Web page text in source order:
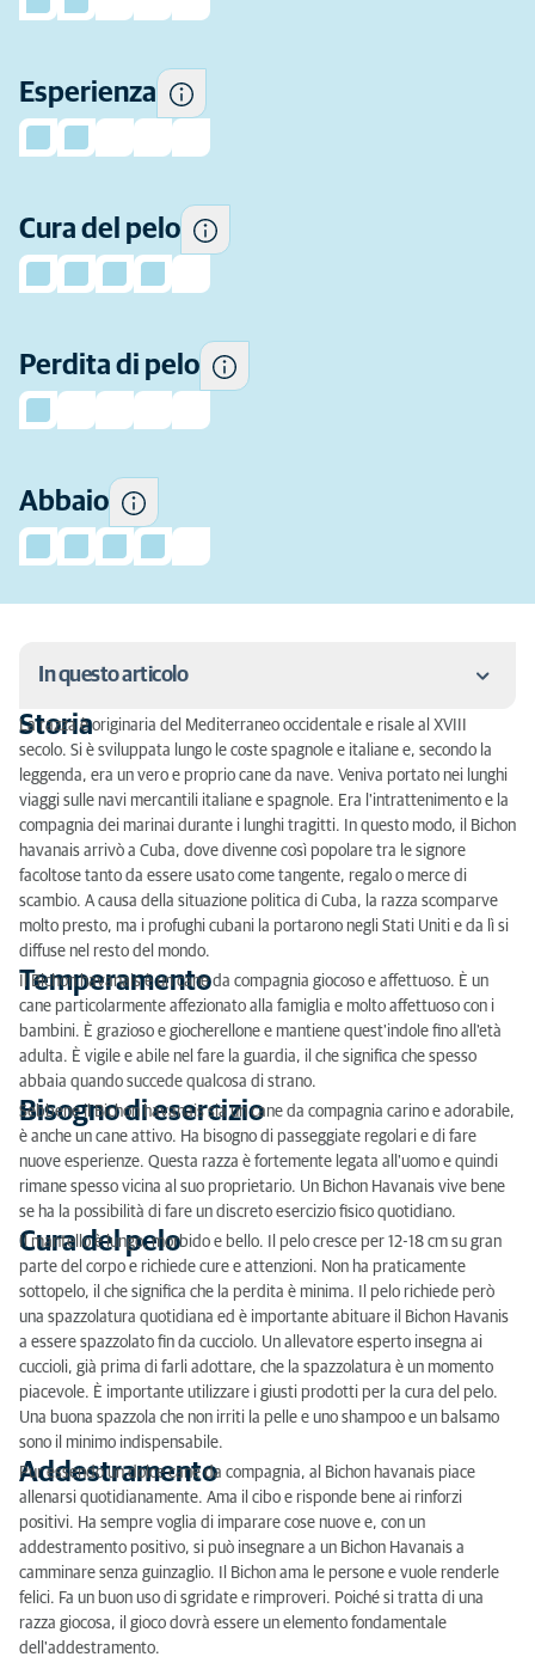
Esperienza
Cura del pelo
Perdita di pelo
Abbaio
In questo articolo
Storia
Temperamento
Bisogno di esercizio
Cura del pelo
Addestramento
Dimensioni e peso
Colore
Caratteristiche della razza
Patologie genetiche
Alimentazione
Tipo
Storia
La razza è originaria del Mediterraneo occidentale e risale al XVIII
secolo. Si è sviluppata lungo le coste spagnole e italiane e, secondo la
leggenda, era un vero e proprio cane da nave. Veniva portato nei lunghi
viaggi sulle navi mercantili italiane e spagnole. Era l'intrattenimento e la
compagnia dei marinai durante i lunghi tragitti. In questo modo, il Bichon
havanais arrivò a Cuba, dove divenne così popolare tra le signore
facoltose tanto da essere usato come tangente, regalo o merce di
scambio. A causa della situazione politica di Cuba, la razza scomparve
molto presto, ma i profughi cubani la portarono negli Stati Uniti e da lì si
diffuse nel resto del mondo.
Temperamento
Il Bichon havanais è un cane da compagnia giocoso e affettuoso. È un
cane particolarmente affezionato alla famiglia e molto affettuoso con i
bambini. È grazioso e giocherellone e mantiene quest'indole fino all'età
adulta. È vigile e abile nel fare la guardia, il che significa che spesso
abbaia quando succede qualcosa di strano.
Bisogno di esercizio
Sebbene il Bichon havanais sia un cane da compagnia carino e adorabile,
è anche un cane attivo. Ha bisogno di passeggiate regolari e di fare
nuove esperienze. Questa razza è fortemente legata all'uomo e quindi
rimane spesso vicina al suo proprietario. Un Bichon Havanais vive bene
se ha la possibilità di fare un discreto esercizio fisico quotidiano.
Cura del pelo
Il mantello è lungo, morbido e bello. Il pelo cresce per 12-18 cm su gran
parte del corpo e richiede cure e attenzioni. Non ha praticamente
sottopelo, il che significa che la perdita è minima. Il pelo richiede però
una spazzolatura quotidiana ed è importante abituare il Bichon Havanis
a essere spazzolato fin da cucciolo. Un allevatore esperto insegna ai
cuccioli, già prima di farli adottare, che la spazzolatura è un momento
piacevole. È importante utilizzare i giusti prodotti per la cura del pelo.
Una buona spazzola che non irriti la pelle e uno shampoo e un balsamo
sono il minimo indispensabile.
Addestramento
Pur essendo un dolce cane da compagnia, al Bichon havanais piace
allenarsi quotidianamente. Ama il cibo e risponde bene ai rinforzi
positivi. Ha sempre voglia di imparare cose nuove e, con un
addestramento positivo, si può insegnare a un Bichon Havanais a
camminare senza guinzaglio. Il Bichon ama le persone e vuole renderle
felici. Fa un buon uso di sgridate e rimproveri. Poiché si tratta di una
razza giocosa, il gioco dovrà essere un elemento fondamentale
dell'addestramento.
per questa razza
generalmente.
Quanto pelo perde in genere
questa razza.
Quanto spesso questa razza
tende ad abbaiare.